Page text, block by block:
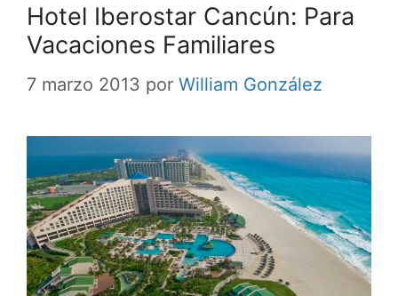
Hotel Iberostar Cancún: Para
Vacaciones Familiares
7 marzo 2013 por William González